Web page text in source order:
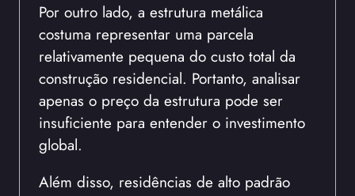
Por outro lado, a estrutura metálica
costuma representar uma parcela
relativamente pequena do custo total da
construção residencial. Portanto, analisar
apenas o preço da estrutura pode ser
insuficiente para entender o investimento
global.
Além disso, residências de alto padrão